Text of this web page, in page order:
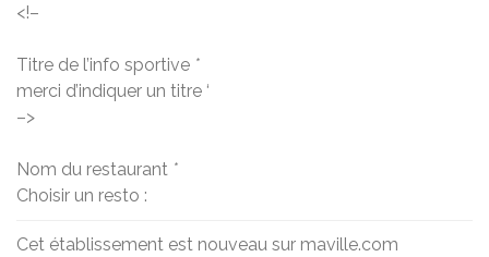
<!–
Titre de l’info sportive *
merci d’indiquer un titre ‘
–>
Nom du restaurant *
Choisir un resto :
Cet établissement est nouveau sur maville.com